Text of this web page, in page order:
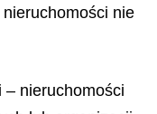
nie
– nieruchomości